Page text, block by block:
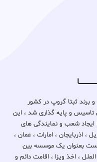
در سال 1381 تحت نام و برند ثبتا گروپ در کشور
تاسیس و پایه گذاری شد ، این
شعب و نمایندگی های
، اذربایجان ، امارات ، عمان ،
بعنوان یک موسسه بین
، اخذ ویزا ، اقامت دائم و